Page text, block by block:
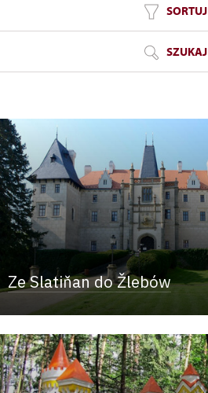
SORTUJ
SZUKAJ
Ze Slatiňan do Žlebów